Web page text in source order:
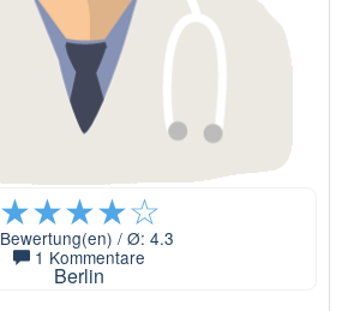
★★★★☆
Bewertung(en) / Ø: 4.3
1 Kommentare
Berlin